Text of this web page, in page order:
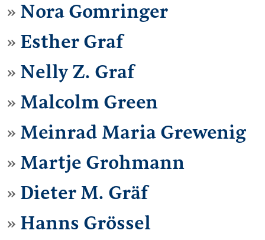
Nora Gomringer
Esther Graf
Nelly Z. Graf
Malcolm Green
Meinrad Maria Grewenig
Martje Grohmann
Dieter M. Gräf
Hanns Grössel